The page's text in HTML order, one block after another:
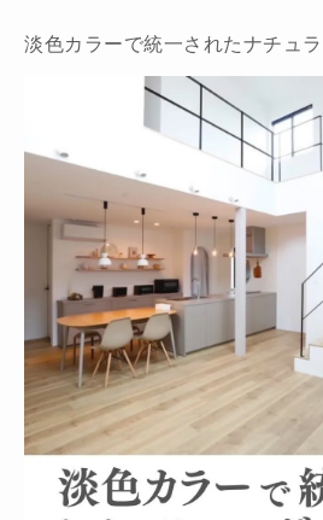
淡色カラーで統一されたナチュ